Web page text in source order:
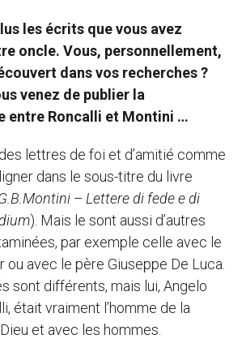
les écrits que vous avez
oncle. Vous, personnellement,
dans vos recherches ?
venez de publier la
entre Roncalli et Montini …
lettres de foi et d’amitié comme
dans le sous-titre du livre
– Lettere di fede e di
). Mais le sont aussi d’autres
par exemple celle avec le
ou avec le père Giuseppe De Luca.
sont différents, mais lui, Angelo
était vraiment l’homme de la
et avec les hommes.